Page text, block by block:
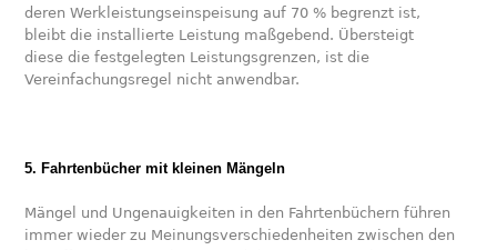
deren Werkleistungseinspeisung auf 70 % begrenzt ist,
bleibt die installierte Leistung maßgebend. Übersteigt
diese die festgelegten Leistungsgrenzen, ist die
Vereinfachungsregel nicht anwendbar.
5. Fahrtenbücher mit kleinen Mängeln
Mängel und Ungenauigkeiten in den Fahrtenbüchern führen
immer wieder zu Meinungsverschiedenheiten zwischen den